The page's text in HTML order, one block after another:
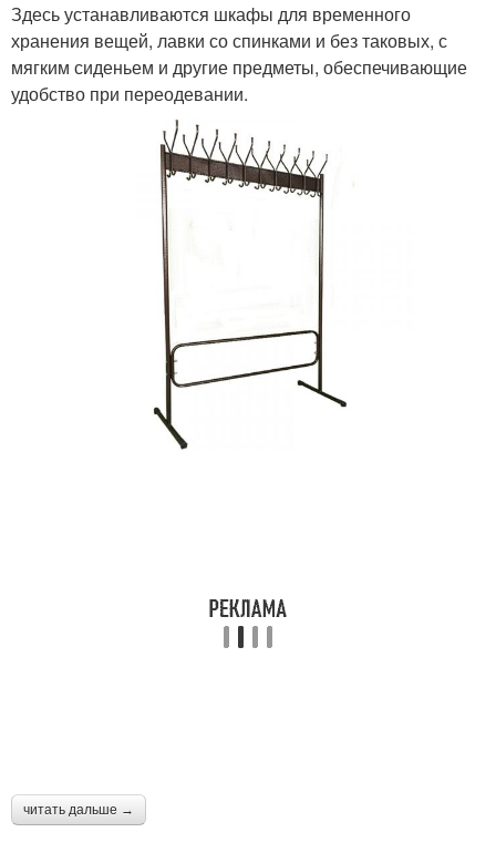
Здесь устанавливаются шкафы для временного
хранения вещей, лавки со спинками и без таковых, с
мягким сиденьем и другие предметы, обеспечивающие
удобство при переодевании.
читать дальше →